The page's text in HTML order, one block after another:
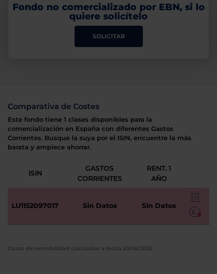
Fondo no comercializado por EBN, si lo
quiere solicítelo
SOLICITAR
Comparativa de Costes
Este fondo tiene 1 clases disponibles para la
comercialización en España con diferentes Gastos
Corrientes. Busque la suya por el ISIN, encuentre la más
barata y empiece ahorrar.
ISIN
GASTOS
CORRIENTES
RENT. 1
AÑO
LU1152097017 Sin Datos Sin Datos
Datos de rentabilidad calculados a fecha 20/06/2025